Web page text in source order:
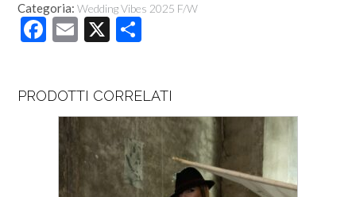
Categoria: Wedding Vibes 2025 F/W
F
b
o
o
E
X
di
vi
di
PRODOTTI CORRELATI